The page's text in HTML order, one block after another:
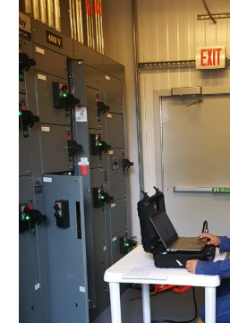
ELÉCTRICOS,
DIAGNÓSTICO
A
SUS
ZONAS
DE
FALLA